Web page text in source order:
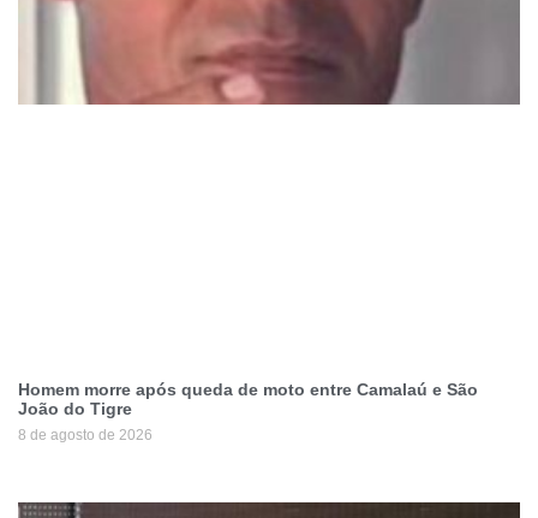
Homem morre após queda de moto entre Camalaú e São
João do Tigre
8 de agosto de 2026